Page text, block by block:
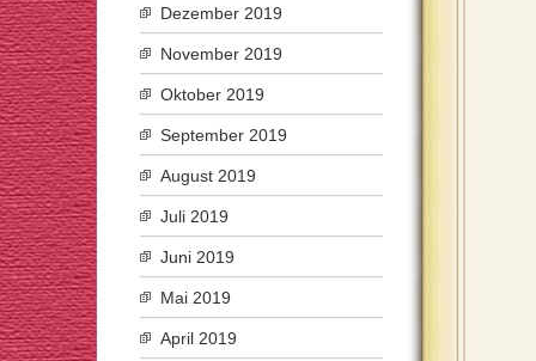
Dezember 2019
November 2019
Oktober 2019
September 2019
August 2019
Juli 2019
Juni 2019
Mai 2019
April 2019